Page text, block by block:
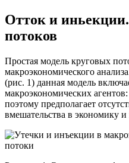
Отток и
потоков
Простая модель круговых
макроэкономического
(рис. 1) данная модель
макроэкономических
поэтому предполагает
вмешательства в экономику